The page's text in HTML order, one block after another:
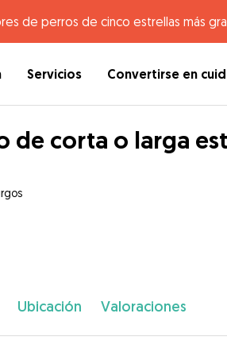
de perros de cinco estrellas más
Servicios Convertirse en
de corta o larga
Ubicación Valoraciones